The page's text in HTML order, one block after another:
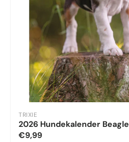
TRIXIE
2026 Hundekalender Beagle
€9,99